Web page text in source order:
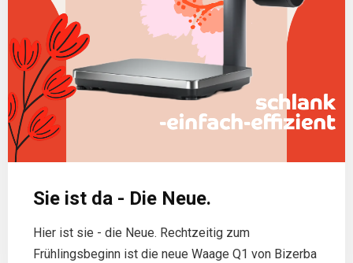
Sie ist da - Die Neue.
Hier ist sie - die Neue. Rechtzeitig zum
Frühlingsbeginn ist die neue Waage Q1 von Bizerba